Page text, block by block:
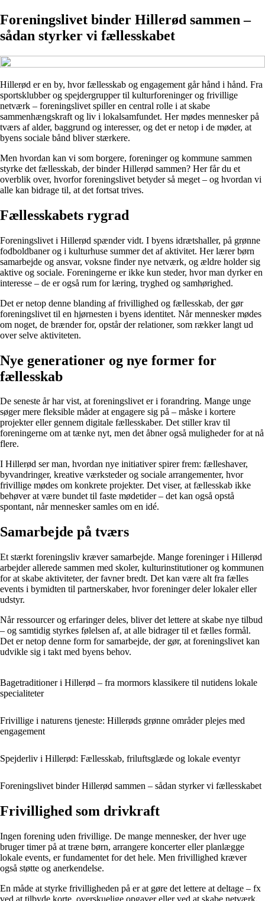
Foreningslivet binder Hillerød sammen –
sådan styrker vi fællesskabet
Hillerød er en by, hvor fællesskab og engagement går hånd i hånd. Fra
sportsklubber og spejdergrupper til kulturforeninger og frivillige
netværk – foreningslivet spiller en central rolle i at skabe
sammenhængskraft og liv i lokalsamfundet. Her mødes mennesker på
tværs af alder, baggrund og interesser, og det er netop i de møder, at
byens sociale bånd bliver stærkere.
Men hvordan kan vi som borgere, foreninger og kommune sammen
styrke det fællesskab, der binder Hillerød sammen? Her får du et
overblik over, hvorfor foreningslivet betyder så meget – og hvordan vi
alle kan bidrage til, at det fortsat trives.
Fællesskabets rygrad
Foreningslivet i Hillerød spænder vidt. I byens idrætshaller, på grønne
fodboldbaner og i kulturhuse summer det af aktivitet. Her lærer børn
samarbejde og ansvar, voksne finder nye netværk, og ældre holder sig
aktive og sociale. Foreningerne er ikke kun steder, hvor man dyrker en
interesse – de er også rum for læring, tryghed og samhørighed.
Det er netop denne blanding af frivillighed og fællesskab, der gør
foreningslivet til en hjørnesten i byens identitet. Når mennesker mødes
om noget, de brænder for, opstår der relationer, som rækker langt ud
over selve aktiviteten.
Nye generationer og nye former for
fællesskab
De seneste år har vist, at foreningslivet er i forandring. Mange unge
søger mere fleksible måder at engagere sig på – måske i kortere
projekter eller gennem digitale fællesskaber. Det stiller krav til
foreningerne om at tænke nyt, men det åbner også muligheder for at nå
flere.
I Hillerød ser man, hvordan nye initiativer spirer frem: fælleshaver,
byvandringer, kreative værksteder og sociale arrangementer, hvor
frivillige mødes om konkrete projekter. Det viser, at fællesskab ikke
behøver at være bundet til faste mødetider – det kan også opstå
spontant, når mennesker samles om en idé.
Samarbejde på tværs
Et stærkt foreningsliv kræver samarbejde. Mange foreninger i Hillerød
arbejder allerede sammen med skoler, kulturinstitutioner og kommunen
for at skabe aktiviteter, der favner bredt. Det kan være alt fra fælles
events i bymidten til partnerskaber, hvor foreninger deler lokaler eller
udstyr.
Når ressourcer og erfaringer deles, bliver det lettere at skabe nye tilbud
– og samtidig styrkes følelsen af, at alle bidrager til et fælles formål.
Det er netop denne form for samarbejde, der gør, at foreningslivet kan
udvikle sig i takt med byens behov.
Bagetraditioner i Hillerød – fra mormors klassikere til nutidens lokale
specialiteter
Frivillige i naturens tjeneste: Hillerøds grønne områder plejes med
engagement
Spejderliv i Hillerød: Fællesskab, friluftsglæde og lokale eventyr
Foreningslivet binder Hillerød sammen – sådan styrker vi fællesskabet
Frivillighed som drivkraft
Ingen forening uden frivillige. De mange mennesker, der hver uge
bruger timer på at træne børn, arrangere koncerter eller planlægge
lokale events, er fundamentet for det hele. Men frivillighed kræver
også støtte og anerkendelse.
En måde at styrke frivilligheden på er at gøre det lettere at deltage – fx
ved at tilbyde korte, overskuelige opgaver eller ved at skabe netværk,